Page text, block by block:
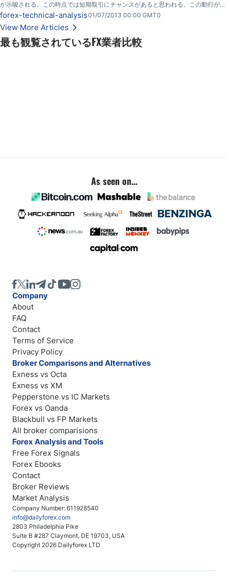
最も観覧されているFX業者比較
が示唆される。この時点では短期取引にチャンスがあると思われる。この動行がは
るか0.8480水準以下に下がる事を期待するが、跳ね返りで60 pipそこらの利益とし
て短期取引には優れている。
forex-technical-analysis01/07/2013 00:00 GMT0
View More Articles
As seen on...
Company Number: 611928540
info@dailyforex.com
2803 Philadelphia Pike
Suite B #287 Claymont, DE 19703, USA
Copyright 2026 Dailyforex LTD
Company
About
FAQ
Contact
Terms of Service
Privacy Policy
Broker Comparisons and Alternatives
Exness vs Octa
Exness vs XM
Pepperstone vs IC Markets
Forex vs Oanda
Blackbull vs FP Markets
All broker comparisions
Forex Analysis and Tools
Free Forex Signals
Forex Ebooks
Contact
Broker Reviews
Market Analysis